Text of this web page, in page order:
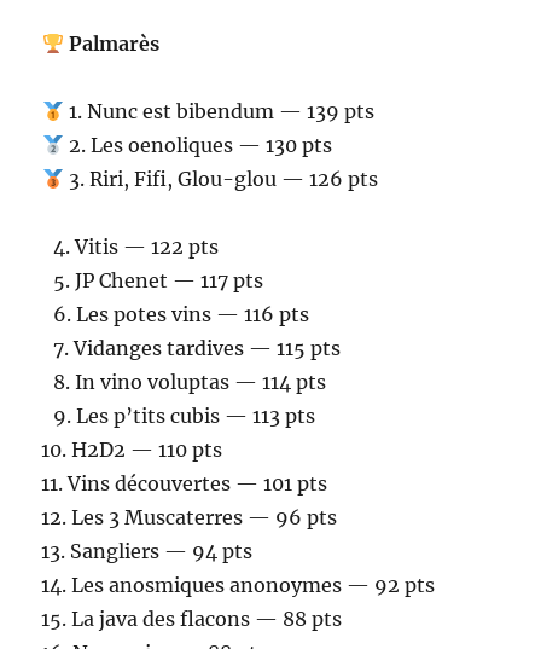
Palmarès
1. Nunc est bibendum — 139 pts
2. Les oenoliques — 130 pts
3. Riri, Fifi, Glou-glou — 126 pts
4.⁠ ⁠Vitis — 122 pts
5.⁠ ⁠JP Chenet — 117 pts
6.⁠ ⁠Les potes vins — 116 pts
7.⁠ ⁠Vidanges tardives — 115 pts
8.⁠ ⁠In vino voluptas — 114 pts
9.⁠ ⁠Les p’tits cubis — 113 pts
10.⁠ ⁠H2D2 — 110 pts
11.⁠ ⁠Vins découvertes — 101 pts
12.⁠ ⁠Les 3 Muscaterres — 96 pts
13.⁠ ⁠Sangliers — 94 pts
14.⁠ ⁠Les anosmiques anonoymes — 92 pts
15.⁠ ⁠La java des flacons — 88 pts